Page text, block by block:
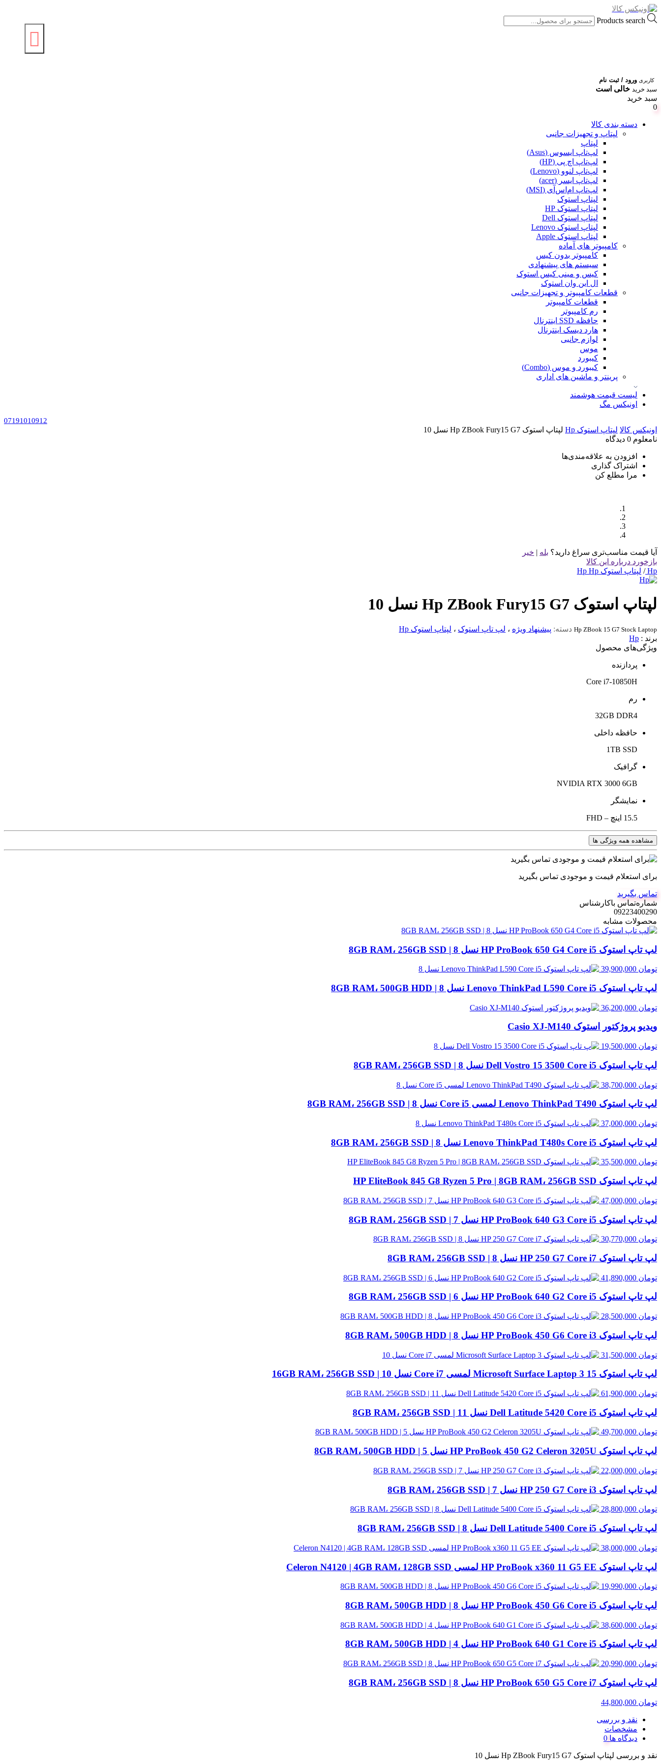
Products search
کاربری ورود / ثبت نام
سبد خرید خالی است
سبد خرید
0
دسته بندی کالا
لپتاپ و تجهیزات جانبی
لپتاپ
لپ‌تاپ ایسوس (Asus)
لپ‌تاپ اچ پی (HP)
لپ‌تاپ لنوو (Lenovo)
لپ‌تاپ ایسر (acer)
لپ‌تاپ ام‌اس‌آی (MSI)
لپتاپ استوک
لپتاپ استوک HP
لپتاپ استوک Dell
لپتاپ استوک Lenovo
لپتاپ استوک Apple
کامپیوتر های آماده
کامپیوتر بدون کیس
سیستم های پیشنهادی
کیس و مینی کیس استوک
ال این وان استوک
قطعات کامپیوتر و تجهیزات جانبی
قطعات کامپیوتر
رم کامپیوتر
حافظه SSD اینترنال
هارد دیسک اینترنال
لوازم جانبی
موس
کیبورد
کیبورد و موس (Combo)
پرینتر و ماشین های اداری
لیست قیمت هوشمند
اونیکس مگ
07191010912
اونیکس کالا لپتاپ استوک Hp
لپتاپ استوک Hp ZBook Fury15 G7 نسل 10
نامعلوم 0 دیدگاه
افزودن به علاقه‌مندی‌ها
اشتراک گذاری
مرا مطلع کن
آیا قیمت مناسب‌تری سراغ دارید؟ بله | خیر
بازخورد درباره این کالا
Hp
/ لپتاپ استوک Hp Hp
لپتاپ استوک Hp ZBook Fury15 G7 نسل 10
Hp ZBook 15 G7 Stock Laptop دسته: پیشنهاد ویژه ، لپ تاپ استوک ، لپتاپ استوک Hp
برند : Hp
ویژگی‌های محصول
پردازنده
Core i7-10850H
رم
32GB DDR4
حافظه داخلی
1TB SSD
گرافیک
NVIDIA RTX 3000 6GB
نمایشگر
15.5 اینچ – FHD
مشاهده همه ویژگی ها
برای استعلام قیمت و موجودی تماس بگیرید
تماس بگیرید
شماره‌تماس‌ با‌کارشناس
09223400290
محصولات مشابه
لپ تاپ استوک HP ProBook 650 G4 Core i5 نسل 8 | 8GB RAM، 256GB SSD
تومان
لپ تاپ استوک Lenovo ThinkPad L590 Core i5 نسل 8 | 8GB RAM، 500GB HDD
تومان
ویدیو پروژکتور استوک Casio XJ‑M140
تومان
لپ تاپ استوک Dell Vostro 15 3500 Core i5 نسل 8 | 8GB RAM، 256GB SSD
تومان
لپ تاپ استوک Lenovo ThinkPad T490 لمسی Core i5 نسل 8 | 8GB RAM، 256GB SSD
تومان
لپ تاپ استوک Lenovo ThinkPad T480s Core i5 نسل 8 | 8GB RAM، 256GB SSD
تومان
لپ تاپ استوک HP EliteBook 845 G8 Ryzen 5 Pro | 8GB RAM، 256GB SSD
تومان
لپ تاپ استوک HP ProBook 640 G3 Core i5 نسل 7 | 8GB RAM، 256GB SSD
تومان
لپ تاپ استوک HP 250 G7 Core i7 نسل 8 | 8GB RAM، 256GB SSD
تومان
لپ تاپ استوک HP ProBook 640 G2 Core i5 نسل 6 | 8GB RAM، 256GB SSD
تومان
لپ تاپ استوک HP ProBook 450 G6 Core i3 نسل 8 | 8GB RAM، 500GB HDD
تومان
لپ تاپ استوک Microsoft Surface Laptop 3 15 لمسی Core i7 نسل 10 | 16GB RAM، 256GB SSD
تومان
لپ تاپ استوک Dell Latitude 5420 Core i5 نسل 11 | 8GB RAM، 256GB SSD
تومان
لپ تاپ استوک HP ProBook 450 G2 Celeron 3205U نسل 5 | 8GB RAM، 500GB HDD
تومان
لپ تاپ استوک HP 250 G7 Core i3 نسل 7 | 8GB RAM، 256GB SSD
تومان
لپ تاپ استوک Dell Latitude 5400 Core i5 نسل 8 | 8GB RAM، 256GB SSD
تومان
لپ تاپ استوک HP ProBook x360 11 G5 EE لمسی Celeron N4120 | 4GB RAM، 128GB SSD
تومان
لپ تاپ استوک HP ProBook 450 G6 Core i5 نسل 8 | 8GB RAM، 500GB HDD
تومان
لپ تاپ استوک HP ProBook 640 G1 Core i5 نسل 4 | 8GB RAM، 500GB HDD
تومان
لپ تاپ استوک HP ProBook 650 G5 Core i7 نسل 8 | 8GB RAM، 256GB SSD
تومان
نقد و بررسی
مشخصات
دیدگاه ها
نقد و بررسی لپتاپ استوک Hp ZBook Fury15 G7 نسل 10